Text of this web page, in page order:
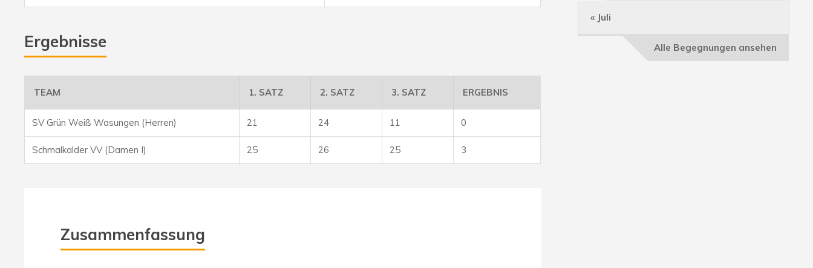
Ergebnisse
TEAM 1. SATZ 2. SATZ 3. SATZ ERGEBNIS
SV Grün Weiß Wasungen (Herren) 21 24 11 0
Schmalkalder VV (Damen I) 25 26 25 3
Zusammenfassung
« Juli
Alle Begegnungen ansehen